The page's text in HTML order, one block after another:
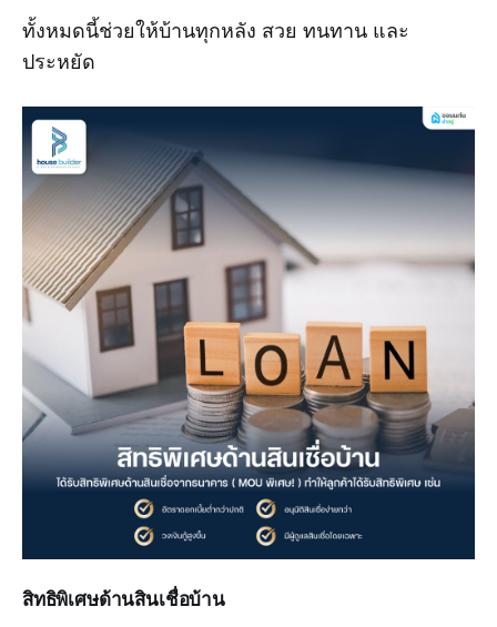
ทั้งหมดนี้ช่วยให้บ้านทุกหลัง สวย ทนทาน และ
ประหยัด
สิทธิพิเศษด้านสินเชื่อบ้าน